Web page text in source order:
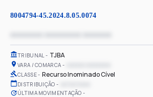
8004794-45.2024.8.05.0074
TRIBUNAL TJBA
VARA / COMARCA
CLASSE Recurso Inominado Cível
DISTRIBUIÇÃO
ÚLTIMA MOVIMENTAÇÃO